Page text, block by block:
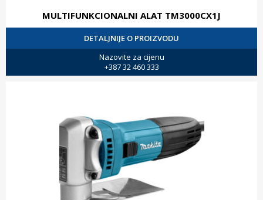
MULTIFUNKCIONALNI ALAT TM3000CX1J
DETALJNIJE O PROIZVODU
Nazovite za cijenu
+387 32 460 333